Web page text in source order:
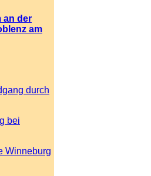
an der
am
durch
bei
Winneburg